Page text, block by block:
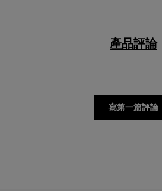
寫第一篇評論